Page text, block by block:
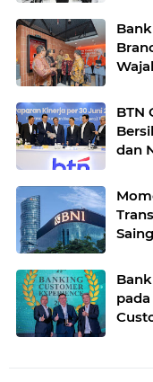
BTN
dan
Saing